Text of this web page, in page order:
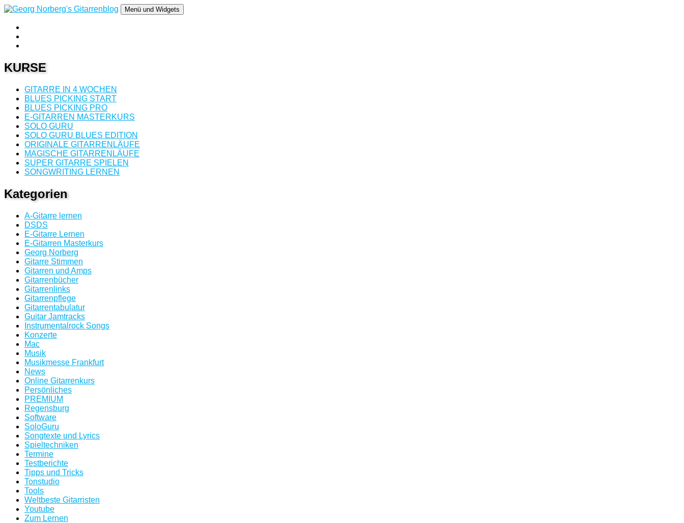
Springe
Inhalt
Georg Norberg's Gitarrenblog
Gitarre Lernen mit Georg Norberg
Menü und Widgets
KURSE
GITARRE IN 4 WOCHEN
BLUES PICKING START
BLUES PICKING PRO
E-GITARREN MASTERKURS
SOLO GURU
SOLO GURU BLUES EDITION
ORIGINALE GITARRENLÄUFE
MAGISCHE GITARRENLÄUFE
SUPER GITARRE SPIELEN
SONGWRITING LERNEN
Kategorien
A-Gitarre lernen
DSDS
E-Gitarre Lernen
E-Gitarren Masterkurs
Georg Norberg
Gitarre Stimmen
Gitarren und Amps
Gitarrenbücher
Gitarrenlinks
Gitarrenpflege
Gitarrentabulatur
Guitar Jamtracks
Instrumentalrock Songs
Konzerte
Mac
Musik
Musikmesse Frankfurt
News
Online Gitarrenkurs
Persönliches
PREMIUM
Regensburg
Software
SoloGuru
Songtexte und Lyrics
Spieltechniken
Termine
Testberichte
Tipps und Tricks
Tonstudio
Tools
Weltbeste Gitarristen
Youtube
Zum Lernen